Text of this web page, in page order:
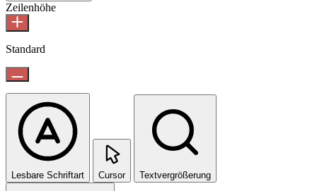
Zeilenhöhe
Standard
Lesbare Schriftart Cursor Textvergrößerung